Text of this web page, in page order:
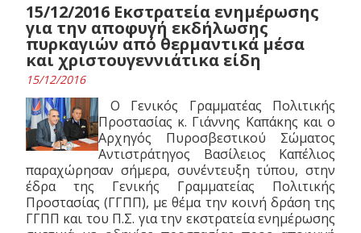
15/12/2016 Εκστρατεία ενημέρωσης
για την αποφυγή εκδήλωσης
πυρκαγιών από θερμαντικά μέσα
και χριστουγεννιάτικα είδη
15/12/2016
Ο Γενικός Γραμματέας Πολιτικής
Προστασίας κ. Γιάννης Καπάκης και ο
Αρχηγός Πυροσβεστικού Σώματος
Αντιστράτηγος Βασίλειος Καπέλιος
παραχώρησαν σήμερα, συνέντευξη τύπου, στην
έδρα της Γενικής Γραμματείας Πολιτικής
Προστασίας (ΓΓΠΠ), με θέμα την κοινή δράση της
ΓΓΠΠ και του Π.Σ. για την εκστρατεία ενημέρωσης